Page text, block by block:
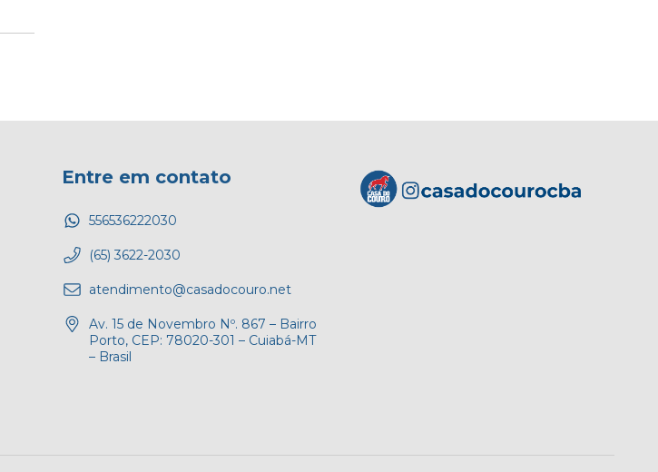
Entre em contato
556536222030
(65) 3622-2030
atendimento@casadocouro.net
Av. 15 de Novembro Nº. 867 – Bairro
Porto, CEP: 78020-301 – Cuiabá-MT
– Brasil